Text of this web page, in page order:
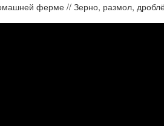
ферме // Зерно, размол,